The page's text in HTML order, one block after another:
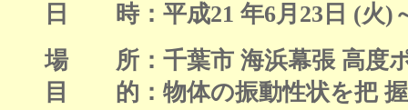
日 時： 平成21 年6月23日 (火)
場 所：千葉市 海浜幕張 高度
目 的：物体の振動性状を把 握